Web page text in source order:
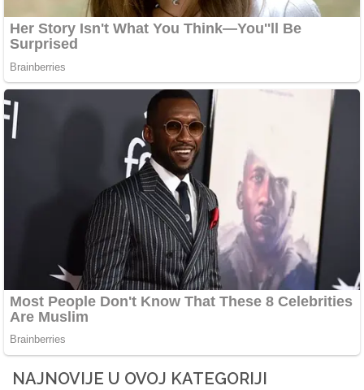
NAJNOVIJE U OVOJ KATEGORIJI